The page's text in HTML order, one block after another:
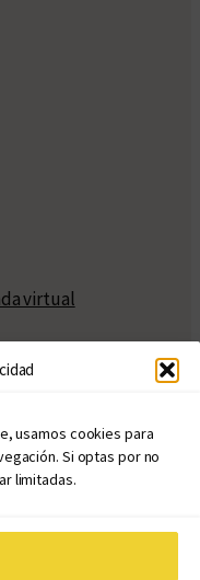
usamos cookies para
Si optas por no
limitadas.
virtual